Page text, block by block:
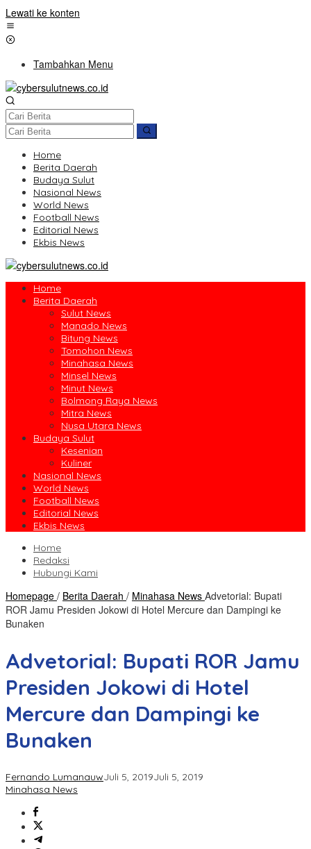
Lewati ke konten
Tambahkan Menu
Home
Berita Daerah
Budaya Sulut
Nasional News
World News
Football News
Editorial News
Ekbis News
Home
Berita Daerah
Sulut News
Manado News
Bitung News
Tomohon News
Minahasa News
Minsel News
Minut News
Bolmong Raya News
Mitra News
Nusa Utara News
Budaya Sulut
Kesenian
Kuliner
Nasional News
World News
Football News
Editorial News
Ekbis News
Home
Redaksi
Hubungi Kami
Homepage / Berita Daerah / Minahasa News Advetorial: Bupati
ROR Jamu Presiden Jokowi di Hotel Mercure dan Dampingi ke
Bunaken
Advetorial: Bupati ROR Jamu
Presiden Jokowi di Hotel
Mercure dan Dampingi ke
Bunaken
Fernando LumanauwJuli 5, 2019Juli 5, 2019
Minahasa News